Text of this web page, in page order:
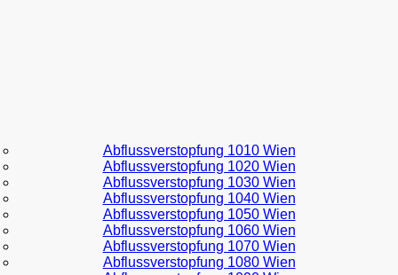
Abflussverstopfung 1010 Wien
Abflussverstopfung 1020 Wien
Abflussverstopfung 1030 Wien
Abflussverstopfung 1040 Wien
Abflussverstopfung 1050 Wien
Abflussverstopfung 1060 Wien
Abflussverstopfung 1070 Wien
Abflussverstopfung 1080 Wien